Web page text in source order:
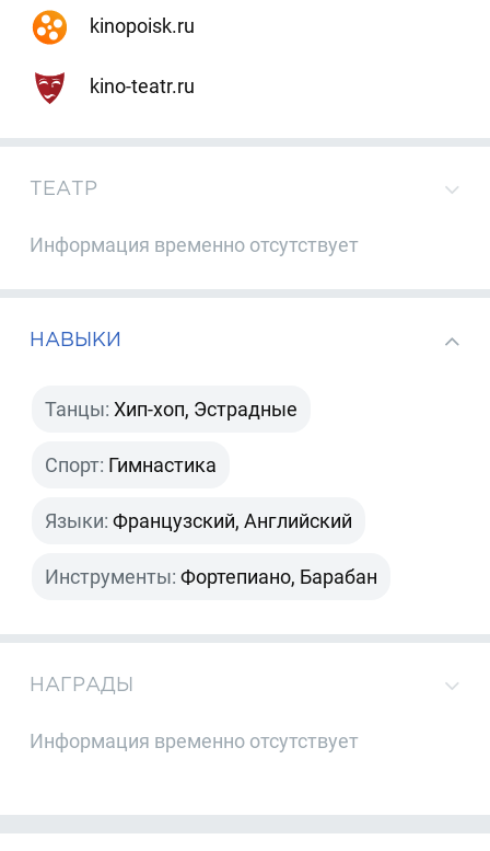
kinopoisk.ru
kino-teatr.ru
ТЕАТР
Информация временно отсутствует
НАВЫКИ
Танцы: Хип-хоп, Эстрадные
Спорт: Гимнастика
Языки: Французский, Английский
Инструменты: Фортепиано, Барабан
НАГРАДЫ
Информация временно отсутствует